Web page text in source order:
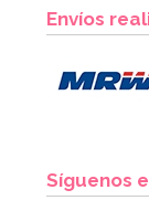
Envíos
Síguenos